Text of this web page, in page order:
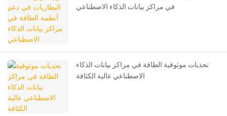
في مراكز بيانات الذكاء الاصطناعي
تحديات موثوقية الطاقة في مراكز بيانات الذكاء
الاصطناعي عالية الكثافة